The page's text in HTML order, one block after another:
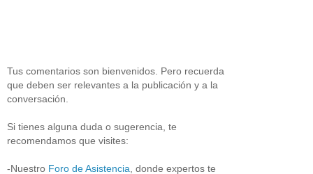
Tus comentarios son bienvenidos. Pero recuerda
que deben ser relevantes a la publicación y a la
conversación.
Si tienes alguna duda o sugerencia, te
recomendamos que visites:
-Nuestro Foro de Asistencia, donde expertos te